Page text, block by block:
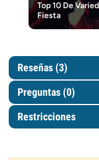
Top 10 De
Fiesta
Reseñas (3)
Preguntas (0)
Restricciones